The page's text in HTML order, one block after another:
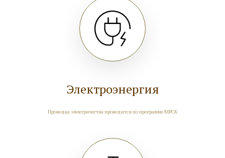
Электроэнергия
Проводка электричества проводится по программе МРСК